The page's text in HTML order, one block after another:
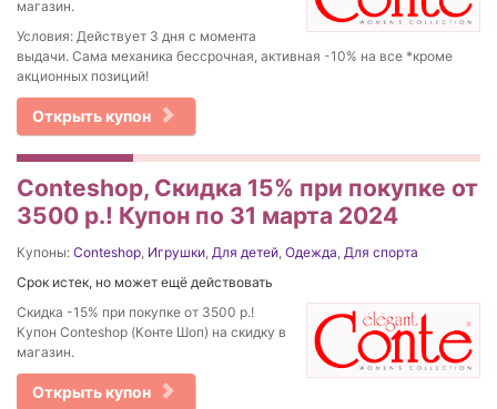
магазин.
Условия: Действует 3 дня с момента
выдачи. Сама механика бессрочная, активная -10% на все *кроме
акционных позиций!
Открыть купон
Conteshop, Скидка 15% при покупке от
3500 р.! Купон по 31 марта 2024
Купоны: Conteshop Игрушки Для детей Одежда Для спорта
Срок истек, но может ещё действовать
Скидка -15% при покупке от 3500 р.!
Купон Conteshop (Конте Шоп) на скидку в
магазин.
Открыть купон